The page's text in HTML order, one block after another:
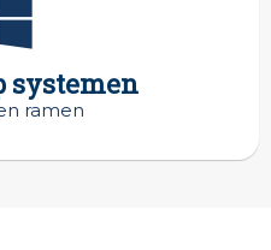
systemen
ramen